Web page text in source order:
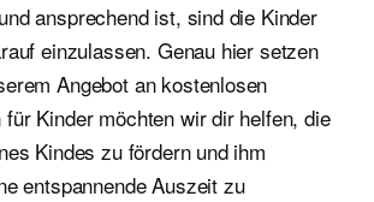
ansprechend ist, sind die Kinder
einzulassen. Genau hier setzen
Angebot an kostenlosen
Kinder möchten wir dir helfen, die
Kindes zu fördern und ihm
entspannende Auszeit zu